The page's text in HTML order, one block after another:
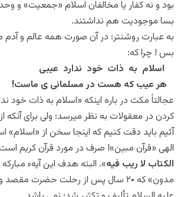
بود و نه کفار یا مخالفان اسلام «جمعیت» و
بسا موجودیت هم نداشتند.
به عبارت روشنتر؛ در آن صورت همه عالم و آدم
بس ! چرا که:
اسلام به ذات خود ندارد عیبی
هر عیب که هست در مسلمانی ی ماست!
عجالتاً مکث در باره اینکه «اسلام به ذات خود
کردن در معقولات به نظر میرسد؛ ولی برای آنکه
آئیم باید دقت کنیم که اینجا سخن از
الهی «قرآن مبین»! صرف در مورد قرآن کریم
الکتاب لا ریب فیه». البته هدف این آیهء
مدون» که ۲۰ سال پس از رحلت حضرت